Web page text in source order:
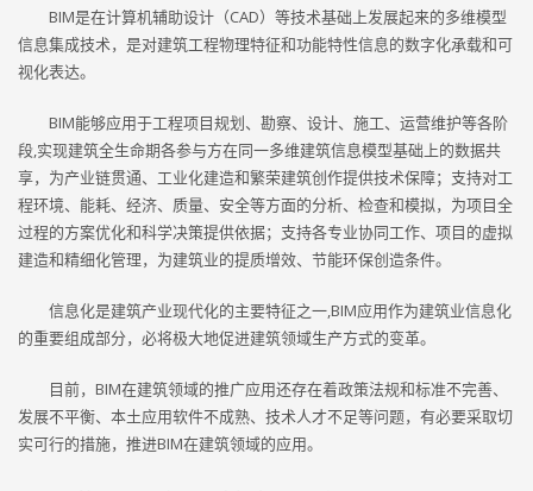
BIM是在计算机辅助设计（CAD）等技术基础上发展起来的多维模型
信息集成技术，是对建筑工程物理特征和功能特性信息的数字化承载和可
视化表达。
BIM能够应用于工程项目规划、勘察、设计、施工、运营维护等各阶
段,实现建筑全生命期各参与方在同一多维建筑信息模型基础上的数据共
享，为产业链贯通、工业化建造和繁荣建筑创作提供技术保障；支持对工
程环境、能耗、经济、质量、安全等方面的分析、检查和模拟，为项目全
过程的方案优化和科学决策提供依据；支持各专业协同工作、项目的虚拟
建造和精细化管理，为建筑业的提质增效、节能环保创造条件。
信息化是建筑产业现代化的主要特征之一,BIM应用作为建筑业信息化
的重要组成部分，必将极大地促进建筑领域生产方式的变革。
目前，BIM在建筑领域的推广应用还存在着政策法规和标准不完善、
发展不平衡、本土应用软件不成熟、技术人才不足等问题，有必要采取切
实可行的措施，推进BIM在建筑领域的应用。